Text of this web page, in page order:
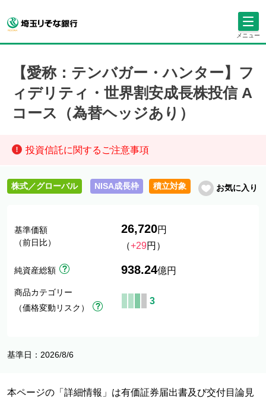
メニュー
【愛称：テンバガー・ハンター】フ
ィデリティ・世界割安成長株投信 A
コース（為替ヘッジあり）
投資信託に関するご注意事項
株式／グローバル NISA成長枠 積立対象 お気に入り
基準価額
（前日比）
26,720円
（+29円）
純資産総額 938.24億円
商品カテゴリー
（価格変動リスク）
3
基準日：2026/8/6
本ページの「詳細情報」は有価証券届出書及び交付目論見